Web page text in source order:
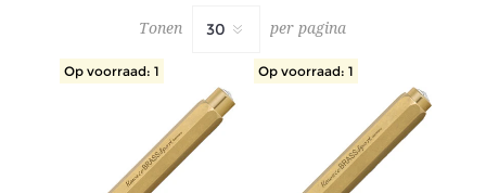
Tonen per pagina
Op voorraad: 1 Op voorraad: 1